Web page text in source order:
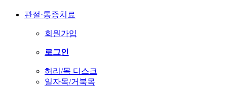
관절·통증치료
회원가입
로그인
허리/목 디스크
일자목/거북목